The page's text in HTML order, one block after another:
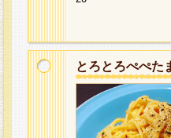
とろとろぺぺた